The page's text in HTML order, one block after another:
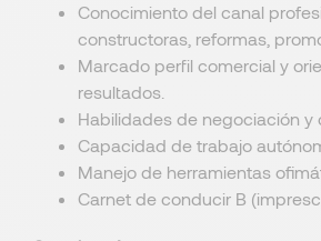
Conocimiento del canal
constructoras, reformas,
Marcado perfil comercial y
resultados.
Habilidades de negociación y
Capacidad de trabajo
Manejo de herramientas
Carnet de conducir B